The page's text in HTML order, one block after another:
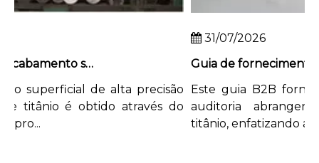
Como obter acabamento superficial de alta precisão em hastes de titânio
superficial de alta precisão
titânio é obtido através do
31/07/2026
Este guia B2B
auditoria abrangente
titânio, enfatizando a...